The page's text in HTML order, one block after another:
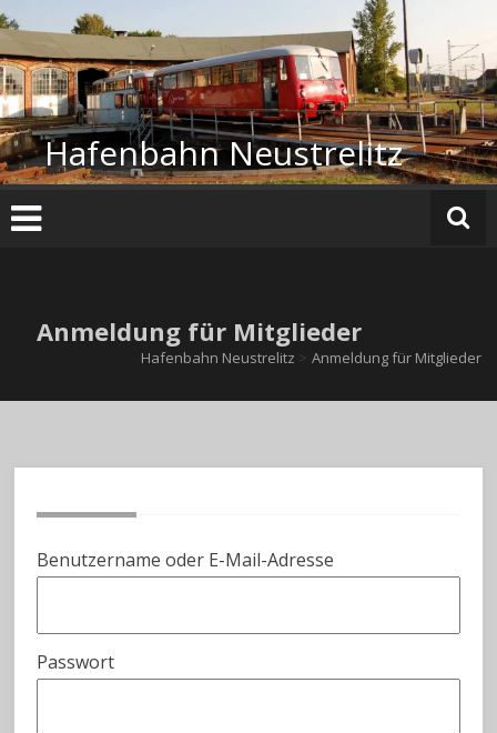
Zum
Inhalt
springen
Hafenbahn Neustrelitz
Anmeldung für Mitglieder
Hafenbahn Neustrelitz > Anmeldung für Mitglieder
Benutzername oder E-Mail-Adresse
Passwort